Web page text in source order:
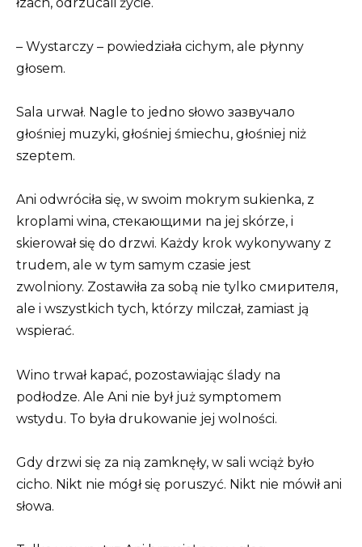
– Wystarczy – powiedziała cichym, ale płynny
głosem.
Sala urwał. Nagle to jedno słowo зазвучало
głośniej muzyki, głośniej śmiechu, głośniej niż
szeptem.
Ani odwróciła się, w swoim mokrym sukienka, z
kroplami wina, стекающими na jej skórze, i
skierował się do drzwi. Każdy krok wykonywany z
trudem, ale w tym samym czasie jest
zwolniony. Zostawiła za sobą nie tylko смирителя,
ale i wszystkich tych, którzy milczał, zamiast ją
wspierać.
Wino trwał kapać, pozostawiając ślady na
podłodze. Ale Ani nie był już symptomem
wstydu. To była drukowanie jej wolności.
Gdy drzwi się za nią zamknęły, w sali wciąż było
cicho. Nikt nie mógł się poruszyć. Nikt nie mówił ani
słowa.